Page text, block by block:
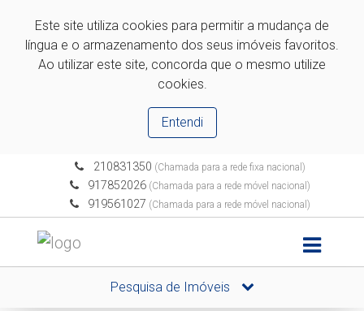
Este site utiliza cookies para permitir a mudança de
língua e o armazenamento dos seus imóveis favoritos.
Ao utilizar este site, concorda que o mesmo utilize
cookies.
Entendi
210831350 (Chamada para a rede fixa nacional)
917852026 (Chamada para a rede móvel nacional)
919561027 (Chamada para a rede móvel nacional)
Pesquisa de Imóveis